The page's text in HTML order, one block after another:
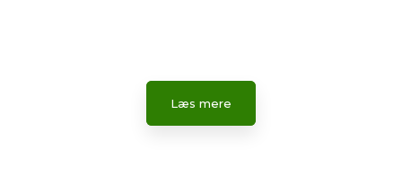
Læs mere​